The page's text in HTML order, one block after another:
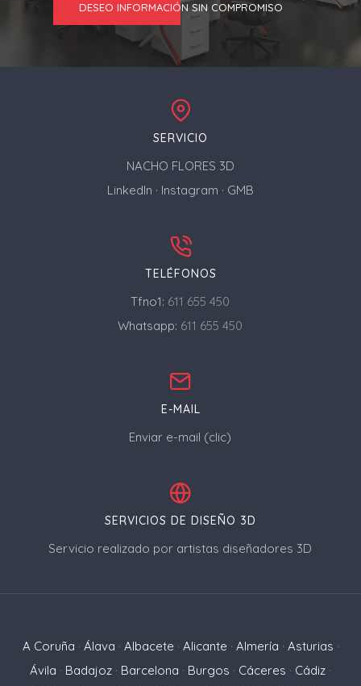
DESEO INFORMACIÓN SIN COMPROMISO
SERVICIO
NACHO FLORES 3D
LinkedIn · Instagram · GMB
TELÉFONOS
Tfno1: 611 655 450
Whatsapp: 611 655 450
E-MAIL
Enviar e-mail (clic)
SERVICIOS DE DISEÑO 3D
Servicio realizado por artistas diseñadores 3D
A Coruña · Álava · Albacete · Alicante · Almería · Asturias ·
Ávila · Badajoz · Barcelona · Burgos · Cáceres · Cádiz ·